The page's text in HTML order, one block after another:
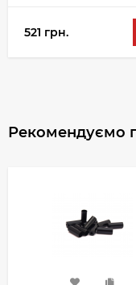
521 грн.
Рекомендуємо